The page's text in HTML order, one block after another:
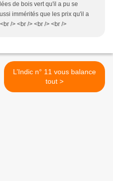
de bois vert qu'il a pu se
immérités que les prix qu'il a
/> <br /> <br /> <br />
L’Indic n° 11 vous balance
tout >